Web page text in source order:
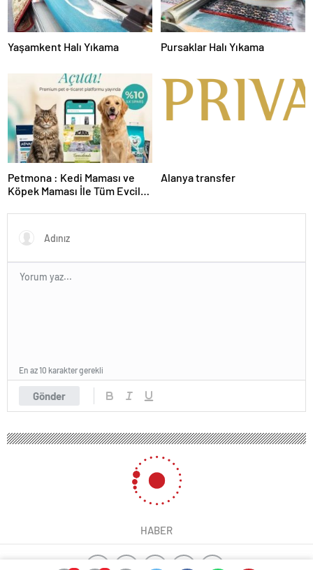
Yaşamkent Halı Yıkama Pursaklar Halı Yıkama
Petmona : Kedi Maması ve
Köpek Maması İle Tüm Evcil
Alanya transfer
Gönder
En az 10 karakter gerekli
HABER